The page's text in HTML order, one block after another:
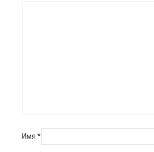
Имя *